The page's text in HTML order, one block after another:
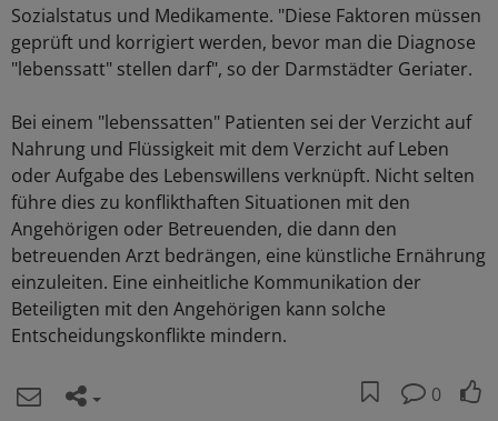
Sozialstatus und Medikamente. "Diese Faktoren müssen
geprüft und korrigiert werden, bevor man die Diagnose
"lebenssatt" stellen darf", so der Darmstädter Geriater.
Bei einem "lebenssatten" Patienten sei der Verzicht auf
Nahrung und Flüssigkeit mit dem Verzicht auf Leben
oder Aufgabe des Lebenswillens verknüpft. Nicht selten
führe dies zu konflikthaften Situationen mit den
Angehörigen oder Betreuenden, die dann den
betreuenden Arzt bedrängen, eine künstliche Ernährung
einzuleiten. Eine einheitliche Kommunikation der
Beteiligten mit den Angehörigen kann solche
Entscheidungskonflikte mindern.
0